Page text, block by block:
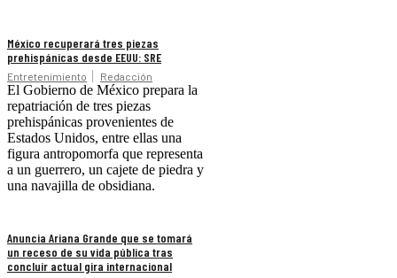
México recuperará tres piezas
prehispánicas desde EEUU: SRE
Entretenimiento Redacción
El Gobierno de México prepara la
repatriación de tres piezas
prehispánicas provenientes de
Estados Unidos, entre ellas una
figura antropomorfa que representa
a un guerrero, un cajete de piedra y
una navajilla de obsidiana.
Anuncia Ariana Grande que se tomará
un receso de su vida pública tras
concluir actual gira internacional